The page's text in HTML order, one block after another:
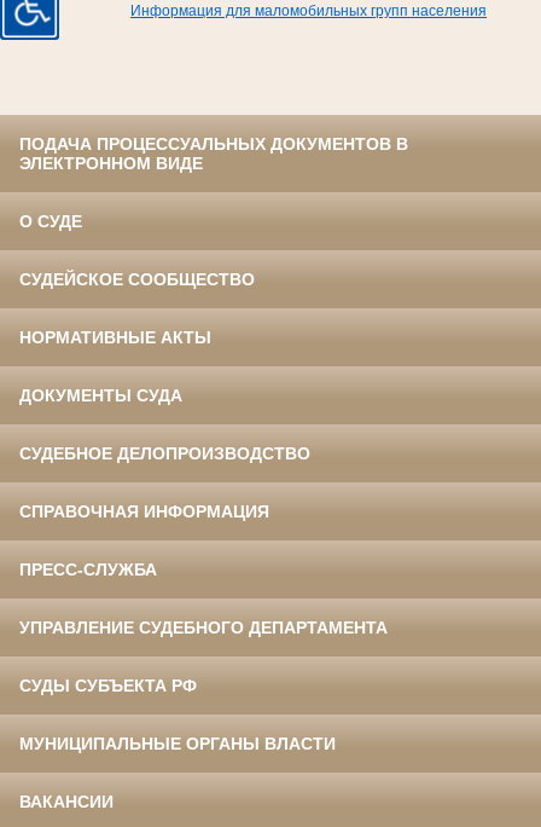
Информация для маломобильных групп населения
ПОДАЧА ПРОЦЕССУАЛЬНЫХ ДОКУМЕНТОВ В
ЭЛЕКТРОННОМ ВИДЕ
О СУДЕ
СУДЕЙСКОЕ СООБЩЕСТВО
НОРМАТИВНЫЕ АКТЫ
ДОКУМЕНТЫ СУДА
СУДЕБНОЕ ДЕЛОПРОИЗВОДСТВО
СПРАВОЧНАЯ ИНФОРМАЦИЯ
ПРЕСС-СЛУЖБА
УПРАВЛЕНИЕ СУДЕБНОГО ДЕПАРТАМЕНТА
СУДЫ СУБЪЕКТА РФ
МУНИЦИПАЛЬНЫЕ ОРГАНЫ ВЛАСТИ
ВАКАНСИИ